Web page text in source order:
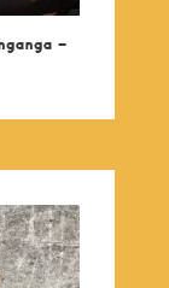
–